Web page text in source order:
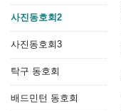
사진동호회2
사진동호회3
탁구 동호회
배드민턴 동호회